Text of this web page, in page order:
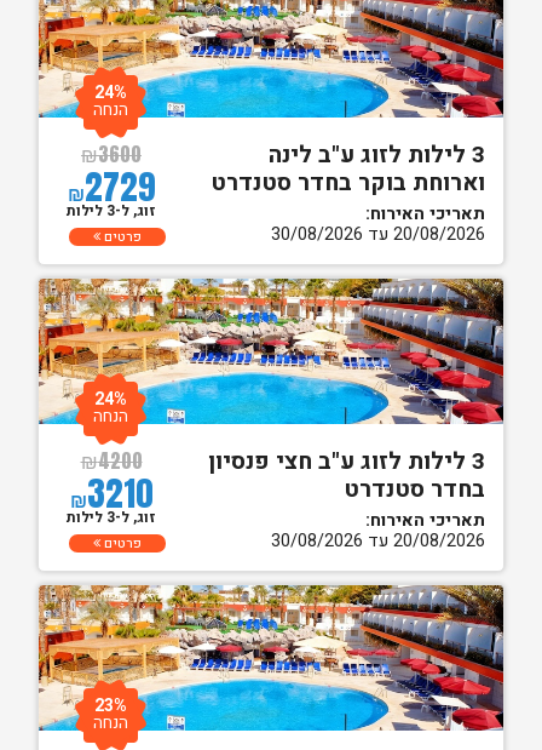
3 לילות לזוג ע"ב לינה
וארוחת בוקר בחדר סטנדרט
תאריכי האירוח:
20/08/2026 עד 30/08/2026
₪3600
₪2729
24%
הנחה
זוג, ל-3 לילות
פרטים
3 לילות לזוג ע"ב חצי פנסיון
בחדר סטנדרט
תאריכי האירוח:
20/08/2026 עד 30/08/2026
₪4200
₪3210
24%
הנחה
זוג, ל-3 לילות
פרטים
23%
הנחה